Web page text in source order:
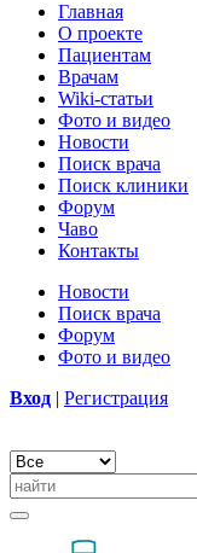
Главная
О проекте
Пациентам
Врачам
Wiki-статьи
Фото и видео
Новости
Поиск врача
Поиск клиники
Форум
Чаво
Контакты
Новости
Поиск врача
Форум
Фото и видео
Вход | Регистрация